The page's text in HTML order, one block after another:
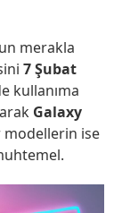
merakla
7 Şubat
kullanıma
Galaxy
modellerin ise